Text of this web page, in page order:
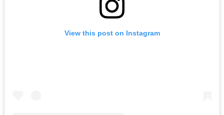
View this post on Instagram